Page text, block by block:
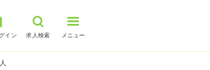
イン 求人検索 メニュー